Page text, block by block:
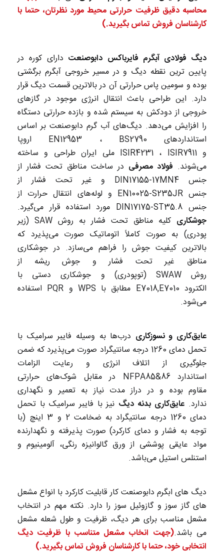
محاسبه دقیق ظرفیت حرارتی محیط مورد نظرتان، حتما با
کارشناسان فروش تماس بگیرید.)
دیگ فولادی آبگرم فایرباکس دابوصنعت دارای کوره در
پایین ترین نقطه دیگ و در مسیر خروجی آبگرم برگشتی
بوده و سومین پاس حرارتی آن در بالاترین قسمت دیگ قرار
دارد. این طراحی باعث انتقال انرژی موجود در گازهای
خروجی از دودکش به سیستم شده و بازده حرارتی دستگاه
را افزایش می‌دهد. دیگ‌های آب گرم دابوصنعت بر اساس
استانداردهای EN12953 ، BS2790 اروپا
و ISIR4231 ، ISIR7911 ملی ایران طراحی و ساخته
می‌شوند. فولاد مصرفی در ساخت مناطق تحت فشار از
جنس DIN17155-17MN4 و غیر تحت فشار از
جنس EN10025-S235JR و لوله‌های انتقال حرارت از
جنس DIN17175-ST35.8 مورد استفاده قرار می‌گیرد.
جوشکاری
کلیه مناطق تحت فشار به روش SAW (زیر
پودری) به صورت کاملاً اتوماتیک صورت می‌پذیرد که
بالاترین کیفیت جوش را فراهم می‌سازد. در جوشکاری
مناطق غیر تحت فشار و جوش ریشه از
روش SWAW (توپودری) و جوشکاری دستی با
الکترود E7018,E7010 مطابق با WPS و PQR استفاده
می‌شود.
عایق‌کاری و نسوزکاری درب‌ها به وسیله فایبر سرامیک با
تحمل دمای 1260 درجه سانتیگراد صورت می‌پذیرد که ضمن
جلوگیری از اتلاف انرژی و رعایت الزامات
استاندارد NFPA85&86 در مقابل شوک‌های حرارتی
مقاوم بوده و در دراز مدت نیاز به تعمیر و نگهداری
ندارد. عایق‌کاری بدنه دیگ نیز با فایبر سرامیک با تحمل
دمای 1260 درجه سانتیگراد به ضخامت 2 و 3 اینچ (با
توجه به فشار و دمای کارکرد) صورت پذیرفته و نگهدارنده
مواد عایقی پوششی از ورق گالوانیزه رنگی، آلومینیوم و
استنلس استیل می‌باشد.
دیگ های ابگرم دابوصنعت کار قابلیت کارکرد با انواع مشعل
های گاز سوز و گازوئیل سوز را دارد. نکته مهم در انتخاب
مشعل مناسب برای هر دیگ، ظرفیت و طول شعله مشعل
می باشد.(جهت انخاب مشعل متناسب با ظرفیت دیگ
انتخابی خود، حتما با کارشناسان فروش تماس بگیرید.)